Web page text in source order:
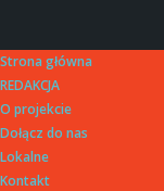
Strona główna
REDAKCJA
O projekcie
Dołącz do nas
Lokalne
Kontakt